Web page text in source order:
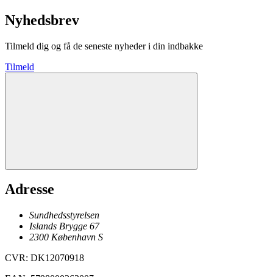
Nyhedsbrev
Tilmeld dig og få de seneste nyheder i din indbakke
Tilmeld
Adresse
Sundhedsstyrelsen
Islands Brygge 67
2300 København S
CVR: DK12070918